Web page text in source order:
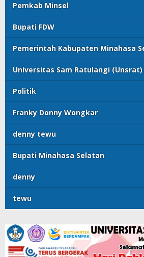
Pemkab Minsel
Bupati FDW
Pemerintah Kabupaten Minahasa
Universitas Sam Ratulangi
Politik
Franky Donny Wongkar
denny tewu
Bupati Minahasa Selatan
denny
tewu